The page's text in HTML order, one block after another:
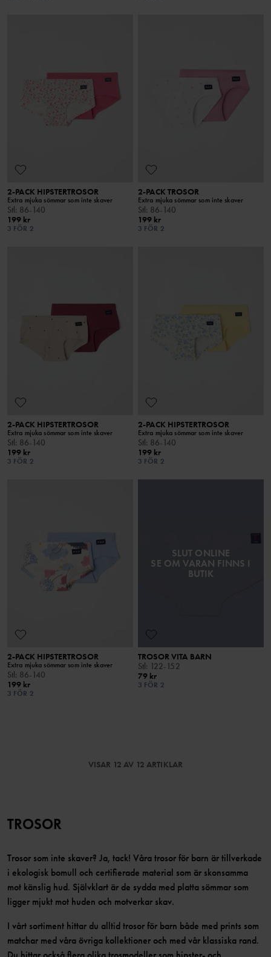
2-PACK HIPSTERTROSOR
Extra mjuka sömmar som inte skaver
Stl : 86-140
199 kr
3 FÖR 2
2-PACK TROSOR
Extra mjuka sömmar som inte skaver
Stl : 86-140
199 kr
3 FÖR 2
2-PACK HIPSTERTROSOR
Extra mjuka sömmar som inte skaver
Stl: 86-140
199 kr
3 FÖR 2
2-PACK HIPSTERTROSOR
Extra mjuka sömmar som inte skaver
Stl: 86-140
199 kr
3 FÖR 2
2-PACK HIPSTERTROSOR
Extra mjuka sömmar som inte skaver
Stl: 86-140
199 kr
3 FÖR 2
SLUT ONLINE
SE OM VARAN FINNS I
BUTIK
TROSOR VITA BARN
Stl: 122-152
79 kr
3 FÖR 2
VISAR 12 AV 12 ARTIKLAR
TROSOR
Trosor som inte skaver? Ja, tack! Våra trosor för barn är tillverkade
i ekologisk bomull och certifierade material som är skonsamma
mot känslig hud. Självklart är de sydda med platta sömmar som
ligger mjukt mot huden och motverkar skav.
I vårt sortiment hittar du alltid trosor för barn både med prints som
matchar med våra övriga kollektioner och med vår klassiska rand.